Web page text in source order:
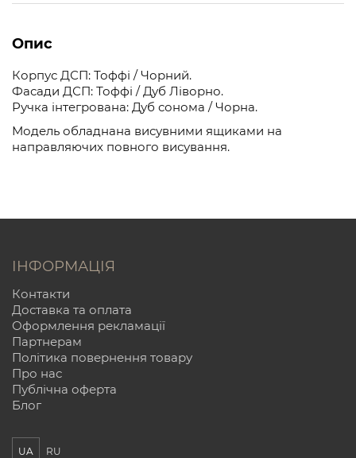
Опис
Корпус ДСП: Тоффі / Чорний.
Фасади ДСП: Тоффі / Дуб Ліворно.
Ручка інтегрована: Дуб сонома / Чорна.
Модель обладнана висувними ящиками на
направляючих повного висування.
ІНФОРМАЦІЯ
Контакти
Доставка та оплата
Оформлення рекламації
Партнерам
Політика повернення товару
Про нас
Публічна оферта
Блог
UA RU